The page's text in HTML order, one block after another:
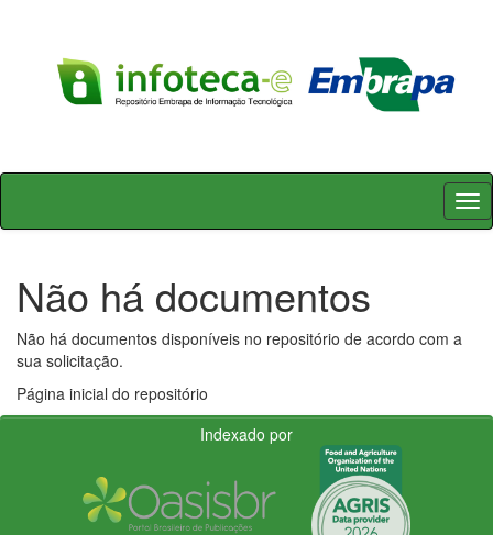
Skip
Não há documentos
Não há documentos disponíveis no repositório de acordo com a
sua solicitação.
Página inicial do repositório
Indexado por